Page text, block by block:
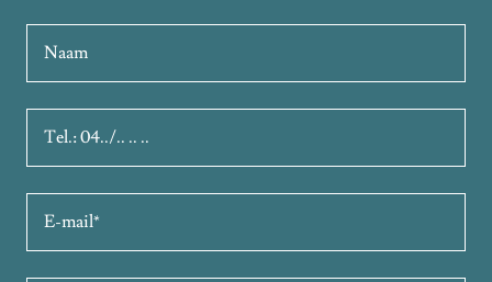
Naam
Tel.: 04../.. .. ..
E-mail*